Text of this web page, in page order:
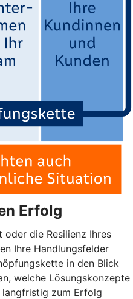
Erfolg
oder die Resilienz Ihres
Ihre Handlungsfelder
in den Blick
welche Lösungskonzepte
langfristig zum Erfolg